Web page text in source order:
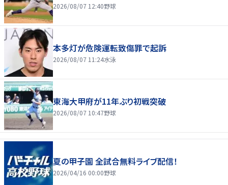
2026/08/07 12:40野球
本多灯が危険運転致傷罪で起訴
2026/08/07 11:24水泳
東海大甲府が11年ぶり初戦突破
2026/08/07 10:47野球
夏の甲子園 全試合無料ライブ配信！
2026/04/16 00:00野球